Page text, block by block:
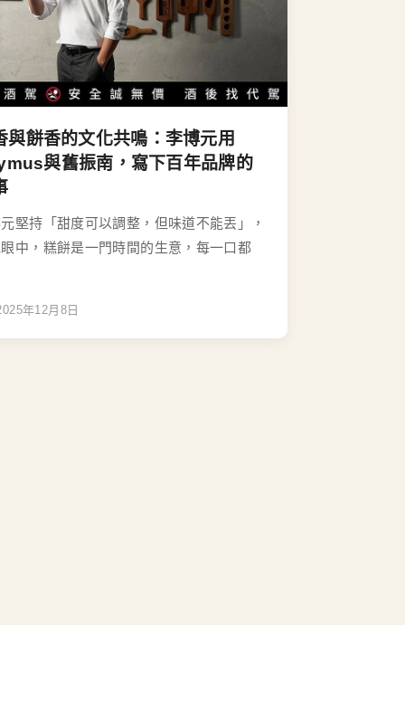
與餅香的文化共鳴：李博元用
與舊振南，寫下百年品牌的
堅持「甜度可以調整，但味道不能丟」，
中，糕餅是一門時間的生意，每一口都
年12月8日